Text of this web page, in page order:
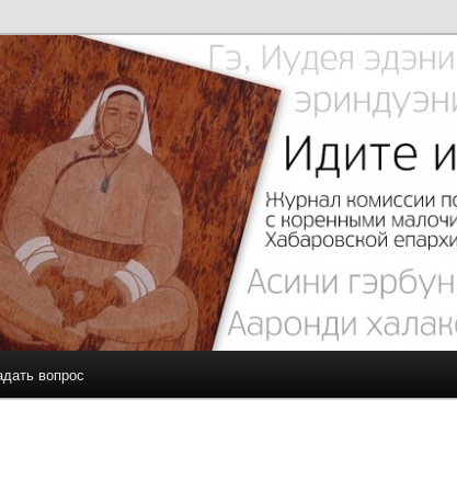
малочисленными коренными народами Севера Хабаровской
вопрос